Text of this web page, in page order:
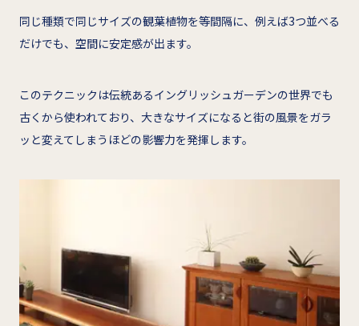
同じ種類で同じサイズの観葉植物を等間隔に、例えば3つ並べる
だけでも、空間に安定感が出ます。
このテクニックは伝統あるイングリッシュガーデンの世界でも
古くから使われており、大きなサイズになると街の風景をガラ
ッと変えてしまうほどの影響力を発揮します。